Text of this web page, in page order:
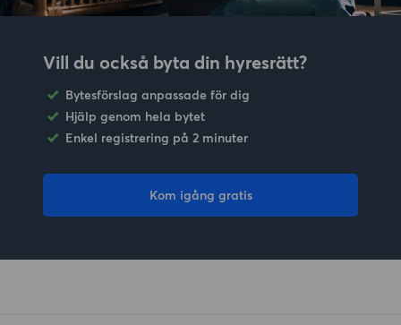
Vill du också byta din hyresrätt?
Bytesförslag anpassade för dig
Hjälp genom hela bytet
Enkel registrering på 2 minuter
Kom igång gratis